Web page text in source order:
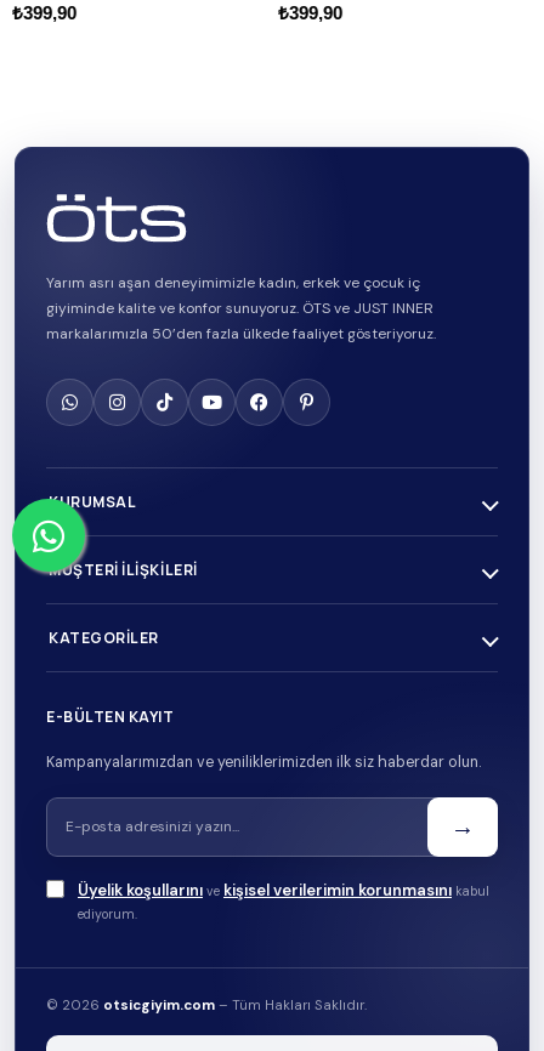
₺399,90
Yarım asrı aşan deneyimimizle kadın, erkek ve çocuk iç
giyiminde kalite ve konfor sunuyoruz. ÖTS ve JUST INNER
markalarımızla 50’den fazla ülkede faaliyet gösteriyoruz.
KURUMSAL
MÜŞTERI İLIŞKILERI
KATEGORILER
E-BÜLTEN KAYIT
Kampanyalarımızdan ve yeniliklerimizden ilk siz haberdar olun.
→
Üyelik koşullarını ve kişisel verilerimin korunmasını kabul
ediyorum.
© 2026 otsicgiyim.com – Tüm Hakları Saklıdır.